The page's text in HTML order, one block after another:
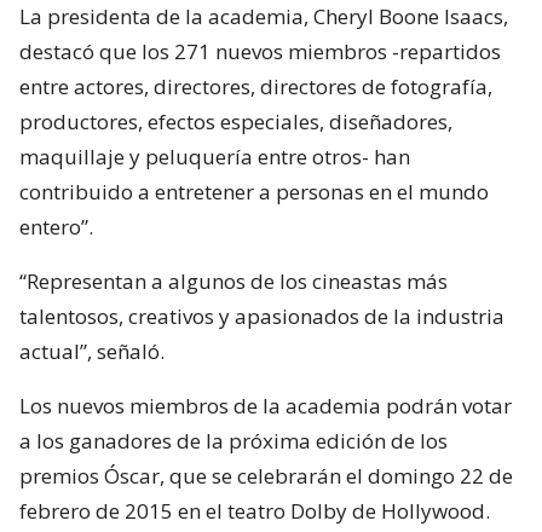
La presidenta de la academia, Cheryl Boone Isaacs,
destacó que los 271 nuevos miembros -repartidos
entre actores, directores, directores de fotografía,
productores, efectos especiales, diseñadores,
maquillaje y peluquería entre otros- han
contribuido a entretener a personas en el mundo
entero”.
“Representan a algunos de los cineastas más
talentosos, creativos y apasionados de la industria
actual”, señaló.
Los nuevos miembros de la academia podrán votar
a los ganadores de la próxima edición de los
premios Óscar, que se celebrarán el domingo 22 de
febrero de 2015 en el teatro Dolby de Hollywood.